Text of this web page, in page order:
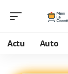
Actu Auto